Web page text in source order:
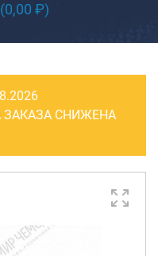
(0,00 ₽)
для детских
СНИЖЕНА